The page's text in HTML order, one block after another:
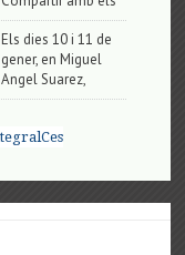
Els dies 10 i 11 de
gener, en Miguel
Angel Suarez,